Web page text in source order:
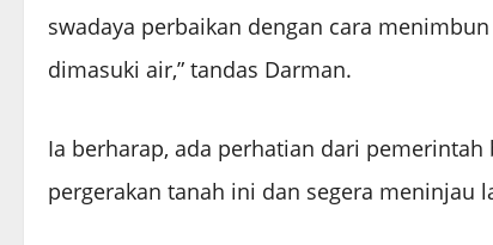
swadaya perbaikan dengan cara
dimasuki air,” tandas Darman.
Ia berharap, ada perhatian dari
pergerakan tanah ini dan segera meninjau